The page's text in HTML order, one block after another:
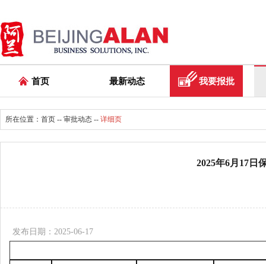
首页 最新动态 我要报批
所在位置： 首页 -- 审批动态 -- 详细页
2025年6月17日
发布日期：2025-06-17